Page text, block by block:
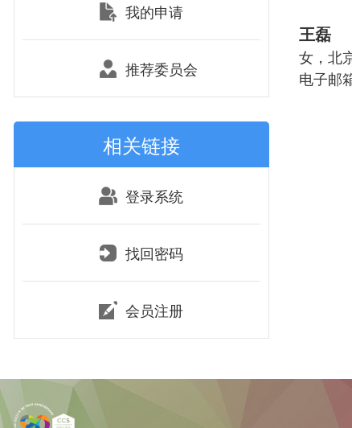
我的申请
推荐委员会
相关链接
登录系统
找回密码
会员注册
王磊
女，北
电子邮